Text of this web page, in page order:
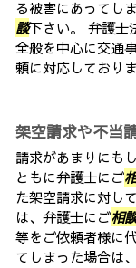
る被害にあってし
談下さい。 弁護士
全般を中心に交通
頼に対応しておりま
架空請求や不当
請求があまりにも
ともに弁護士にご
た架空請求に対し
は、弁護士にご相
等をご依頼者様に
てしまった場合は